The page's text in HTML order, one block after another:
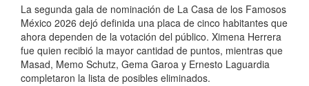
La segunda gala de nominación de La Casa de los Famosos
México 2026 dejó definida una placa de cinco habitantes que
ahora dependen de la votación del público. Ximena Herrera
fue quien recibió la mayor cantidad de puntos, mientras que
Masad, Memo Schutz, Gema Garoa y Ernesto Laguardia
completaron la lista de posibles eliminados.